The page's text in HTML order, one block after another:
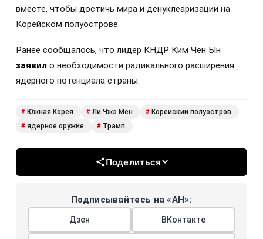
вместе, чтобы достичь мира и денуклеаризации на
Корейском полуострове.
Ранее сообщалось, что лидер КНДР Ким Чен Ын
заявил о необходимости радикального расширения
ядерного потенциала страны.
# Южная Корея # Ли Чжэ Мен # Корейский полуостров
# ядерное оружие # Трамп
Поделиться
Подписывайтесь на «АН»:
Дзен ВКонтакте